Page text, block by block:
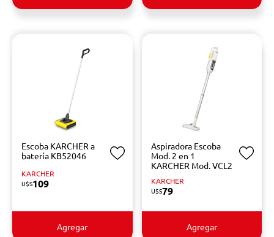
Escoba KARCHER a
batería KB52046
KARCHER
U$S109
Agregar
Aspiradora Escoba
Mod. 2 en 1
KARCHER Mod. VCL2
KARCHER
U$S79
Agregar